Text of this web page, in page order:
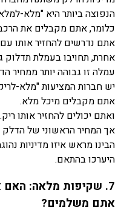
הנפוצה ביותר היא "מלא-
כלומר, אתם מקבלים את
אתם נדרשים להחזיר אותו
אחרת, תחויבו בעמלת תדלוק
עמלה זו גבוהה יותר ממחיר
יש חברות המציעות "מלא-
אתם מקבלים מיכל מלא.
ואתם יכולים להחזיר אותו ריק.
אך המחיר הראשוני של הדלק
הבינו מראש איזו מדיניות
היערכו בהתאם.
7. שקיפות מלאה: האם
אתם משלמים?